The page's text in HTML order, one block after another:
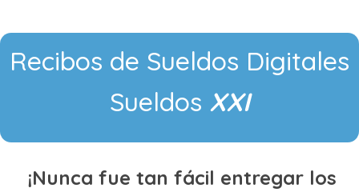
Recibos de Sueldos Digitales
Sueldos XXI
¡Nunca fue tan fácil entregar los